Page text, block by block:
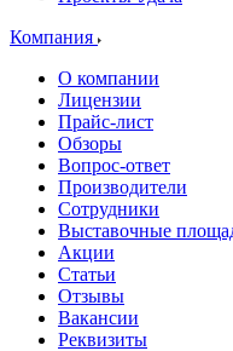
Компания
О компании
Лицензии
Прайс-лист
Обзоры
Вопрос-ответ
Производители
Сотрудники
Выставочные
Акции
Статьи
Отзывы
Вакансии
Реквизиты